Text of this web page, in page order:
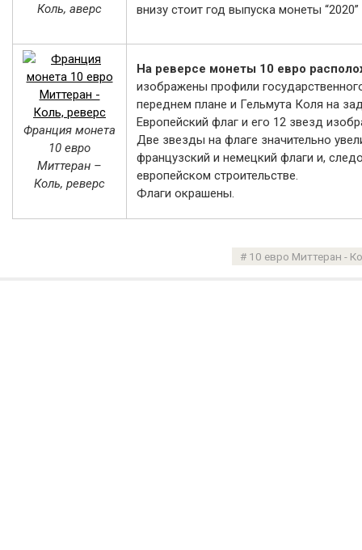
Коль, аверс
внизу стоит год выпуска монеты “2020”
Франция монета
10 евро
Миттеран –
Коль, реверс
На реверсе монеты 10 евро
изображены профили
переднем плане и Гельмута Коля на
Европейский флаг и его 12 звезд
Две звезды на флаге значительно
французский и немецкий флаги и,
европейском строительстве.
Флаги окрашены.
10 евро Миттеран -